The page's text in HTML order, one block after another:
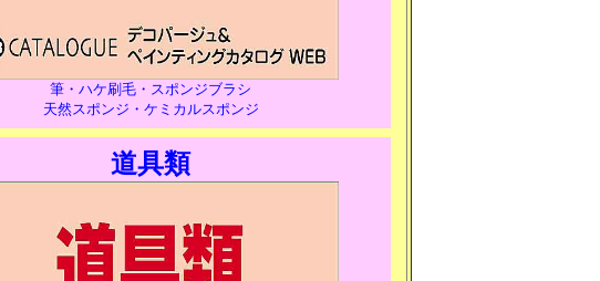
筆・ハケ刷毛・スポンジブラシ
天然スポンジ・ケミカルスポンジ
道具類